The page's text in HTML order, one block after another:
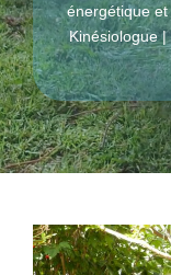
énergétique
Kinésiologue